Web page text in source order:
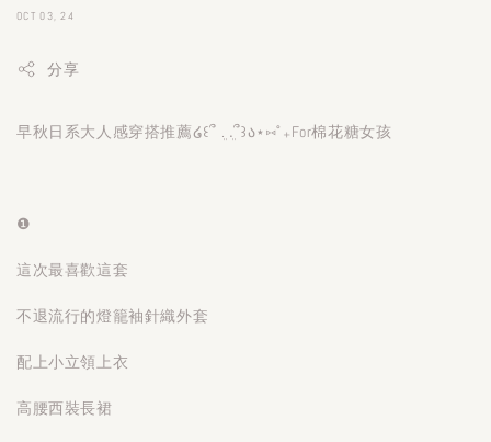
OCT 03, 24
分享
早秋日系大人感穿搭推薦໒꒰՞ ܸ. .ܸ՞꒱ა⋆⑅˚₊For棉花糖女孩
❶
這次最喜歡這套
不退流行的燈籠袖針織外套
配上小立領上衣
高腰西裝長裙